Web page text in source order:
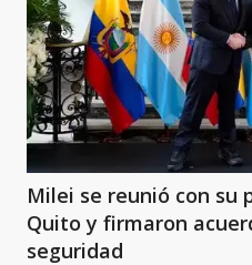
Milei se reunió con su
Quito y firmaron
seguridad